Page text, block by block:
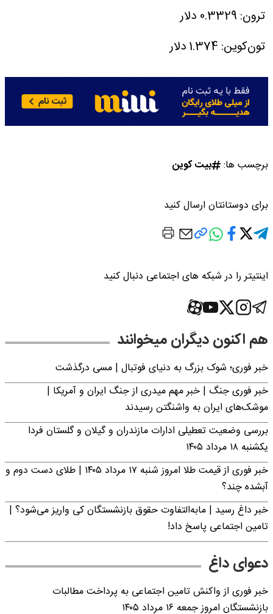
ترون: 0.3329 دلار
تون‌کوین: 1.374 دلار
برچسب ها: بیت کوین
برای دوستانتان ارسال کنید
اینتیتر را در شبکه های اجتماعی دنبال کنید
هم اکنون دیگران میخوانند
خبر فوری؛‌ شوک بزرگ به دنیای فوتبال | مسی درگذشت
خبر فوری جنگ | خبر مهم میدری از جنگ ایران و آمریکا |
موشک‌های ایران به واشنگتن رسیدند
بررسی وضعیت تعطیلی ادارات مازندران و گیلان و گلستان فردا
یکشنبه ۱۸ مرداد ۱۴۰۵
خبر فوری از قیمت طلا امروز شنبه ۱۷ مرداد ۱۴۰۵ | طلای دست دوم و
آبشده چند؟
خبر داغ رسید | مابه‌التفاوت حقوق بازنشستگان کی واریز می‌شود؟ |
تامین اجتماعی پاسخ داد!
دعوای داغ
خبر فوری از واکنش تامین اجتماعی به پرداخت مطالبات
بازنشستگان امروز جمعه ۱۶ مرداد ۱۴۰۵